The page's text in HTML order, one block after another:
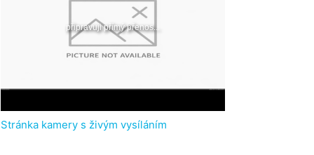
Stránka kamery s živým vysíláním